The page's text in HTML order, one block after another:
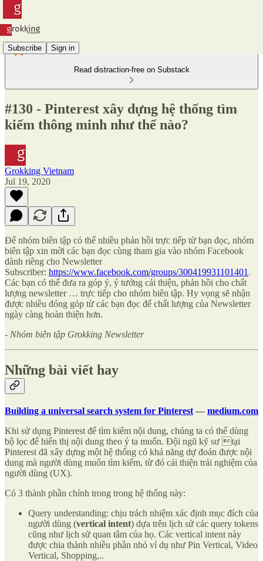
Subscribe Sign in
Read distraction-free on Substack
#130 - Pinterest xây dựng hệ thống tìm
kiếm thông minh như thế nào?
Grokking Vietnam
Jul 19, 2020
Để nhóm biên tập có thể nhiều phản hồi trực tiếp từ bạn đọc, nhóm
biên tập xin mời các bạn đọc cùng tham gia vào nhóm Facebook
dành riêng cho Newsletter
Subscriber: https://www.facebook.com/groups/300419931101401 .
Các bạn có thể đưa ra góp ý, ý tưởng cải thiện, phản hồi cho chất
lượng newsletter … trực tiếp cho nhóm biên tập. Hy vọng sẽ nhận
được nhiều đóng góp từ các bạn đọc để chất lượng của Newsletter
ngày càng hoàn thiện hơn.
- Nhóm biên tập Grokking Newsletter
Những bài viết hay
Building a universal search system for Pinterest — medium.com
Khi sử dụng Pinterest để tìm kiếm nội dung, chúng ta có thể dùng
bộ lọc để hiển thị nội dung theo ý ta muốn. Đội ngũ kỹ sư tại
Pinterest đã xây dựng một hệ thống có khả năng dự đoán được nội
dung mà người dùng muốn tìm kiếm, từ đó cải thiện trải nghiệm của
người dùng (UX).
Có 3 thành phần chính trong trong hệ thống này:
Query understanding: chịu trách nhiệm xác định mục đích của
người dùng (vertical intent) dựa trên lịch sử các query tokens
cũng như lịch sử quan tâm của họ. Các vertical intent này
được chia thành nhiều phần nhỏ ví dụ như Pin Vertical, Video
Vertical, Shopping,..